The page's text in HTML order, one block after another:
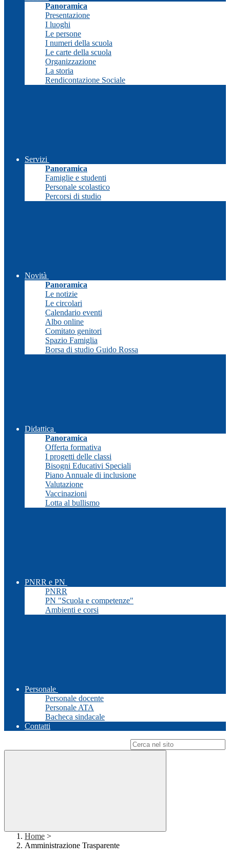
Panoramica
Presentazione
I luoghi
Le persone
I numeri della scuola
Le carte della scuola
Organizzazione
La storia
Rendicontazione Sociale
Servizi
Panoramica
Famiglie e studenti
Personale scolastico
Percorsi di studio
Novità
Panoramica
Le notizie
Le circolari
Calendario eventi
Albo online
Comitato genitori
Spazio Famiglia
Borsa di studio Guido Rossa
Didattica
Panoramica
Offerta formativa
I progetti delle classi
Bisogni Educativi Speciali
Piano Annuale di inclusione
Valutazione
Vaccinazioni
Lotta al bullismo
PNRR e PN
PNRR
PN "Scuola e competenze"
Ambienti e corsi
Personale
Personale docente
Personale ATA
Bacheca sindacale
Contatti
Home >
Amministrazione Trasparente